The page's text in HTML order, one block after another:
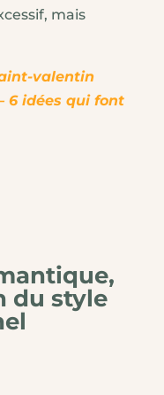
mais
valentin
6 idées qui font
du style